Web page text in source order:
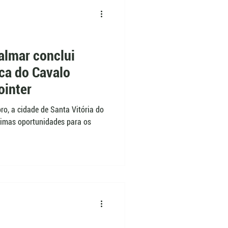
conclui
do Cavalo
a cidade de Santa Vitória do
oportunidades para os